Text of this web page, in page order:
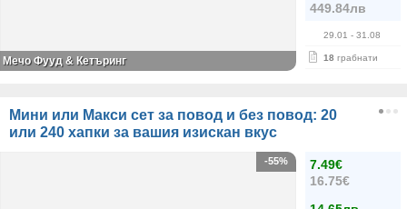
449.84лв
29.01 - 31.08
18 грабнати
Мечо Фууд & Кетъринг
Мини или Макси сет за повод и без повод: 20
или 240 хапки за вашия изискан вкус
7.49€
16.75€
-55%